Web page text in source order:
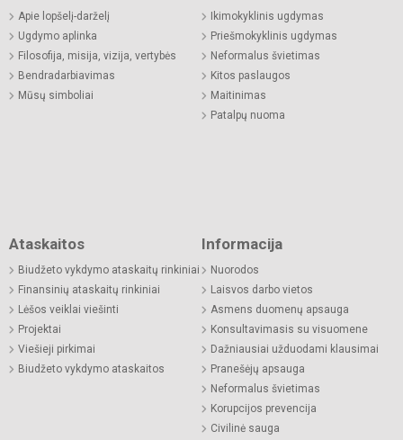
Apie lopšelį-darželį
Ugdymo aplinka
Filosofija, misija, vizija, vertybės
Bendradarbiavimas
Mūsų simboliai
Ikimokyklinis ugdymas
Priešmokyklinis ugdymas
Neformalus švietimas
Kitos paslaugos
Maitinimas
Patalpų nuoma
Ataskaitos
Biudžeto vykdymo ataskaitų rinkiniai
Finansinių ataskaitų rinkiniai
Lėšos veiklai viešinti
Projektai
Viešieji pirkimai
Biudžeto vykdymo ataskaitos
Informacija
Nuorodos
Laisvos darbo vietos
Asmens duomenų apsauga
Konsultavimasis su visuomene
Dažniausiai užduodami klausimai
Pranešėjų apsauga
Neformalus švietimas
Korupcijos prevencija
Civilinė sauga